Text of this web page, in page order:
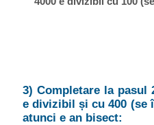
3) Completare la pasul
e divizibil și cu 400 (se
atunci e an bisect: